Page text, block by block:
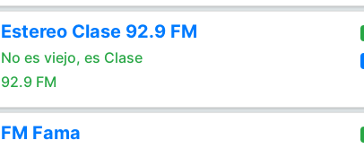
Estereo Clase 92.9 FM
No es viejo, es Clase
92.9 FM
FM Fama